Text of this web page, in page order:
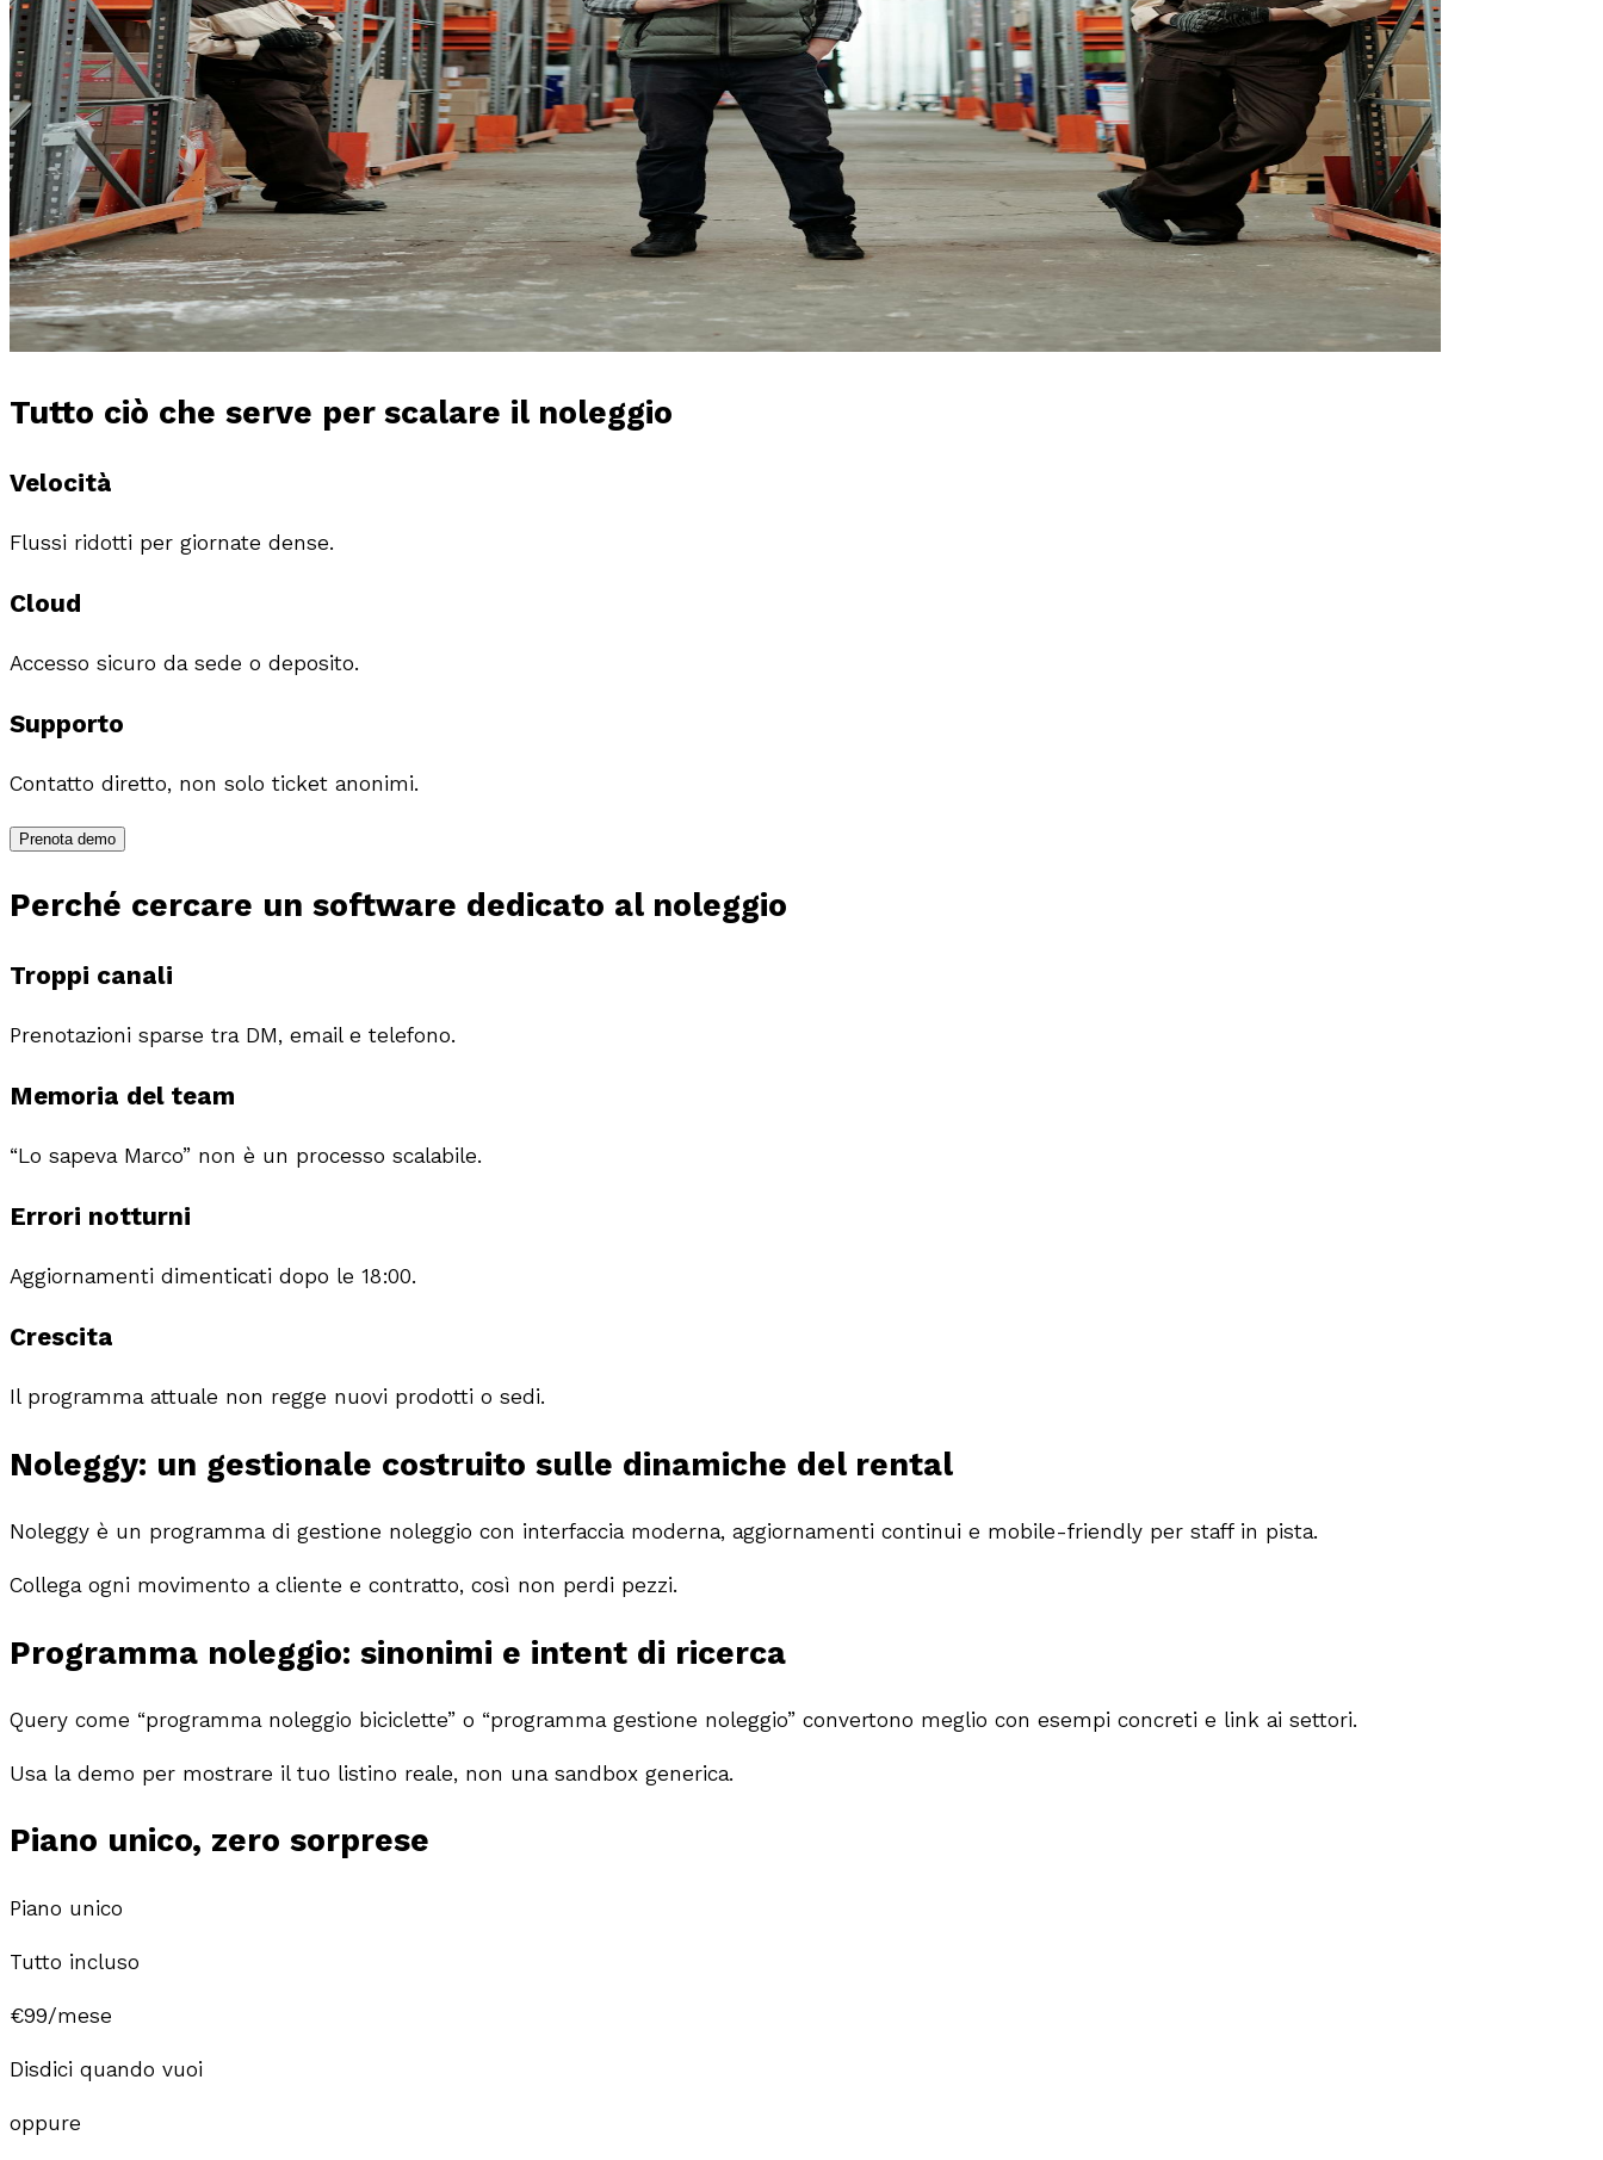
Tutto ciò che serve per scalare il noleggio
Velocità
Flussi ridotti per giornate dense.
Cloud
Accesso sicuro da sede o deposito.
Supporto
Contatto diretto, non solo ticket anonimi.
Prenota demo
Perché cercare un software dedicato al noleggio
Troppi canali
Prenotazioni sparse tra DM, email e telefono.
Memoria del team
“Lo sapeva Marco” non è un processo scalabile.
Errori notturni
Aggiornamenti dimenticati dopo le 18:00.
Crescita
Il programma attuale non regge nuovi prodotti o sedi.
Noleggy: un gestionale costruito sulle dinamiche del rental
Noleggy è un programma di gestione noleggio con interfaccia moderna, aggiornamenti continui e mobile-friendly per staff in pista.
Collega ogni movimento a cliente e contratto, così non perdi pezzi.
Programma noleggio: sinonimi e intent di ricerca
Query come “programma noleggio biciclette” o “programma gestione noleggio” convertono meglio con esempi concreti e link ai settori.
Usa la demo per mostrare il tuo listino reale, non una sandbox generica.
Piano unico, zero sorprese
Piano unico
Tutto incluso
€99/mese
Disdici quando vuoi
oppure